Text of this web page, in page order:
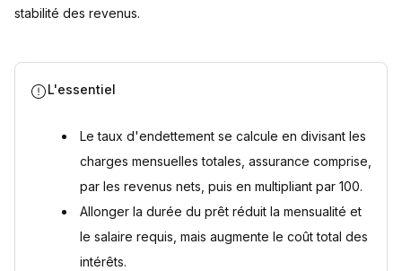
stabilité des revenus.
L'essentiel
Le taux d'endettement se calcule en divisant les
charges mensuelles totales, assurance comprise,
par les revenus nets, puis en multipliant par 100.
Allonger la durée du prêt réduit la mensualité et
le salaire requis, mais augmente le coût total des
intérêts.